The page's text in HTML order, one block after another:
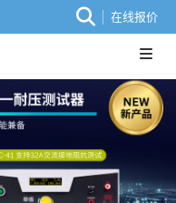
在线报价